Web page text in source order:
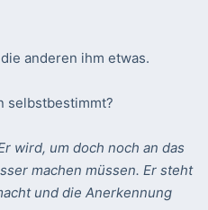
anderen ihm etwas.
selbstbestimmt?
wird, um doch noch an das
machen müssen. Er steht
und die Anerkennung